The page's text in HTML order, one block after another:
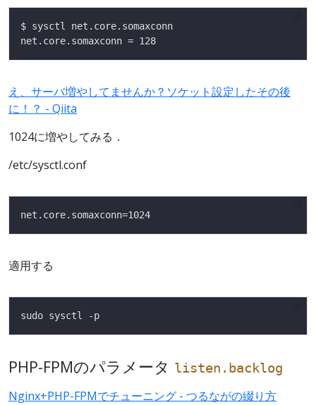
え、サーバ増やしてませんか？ソケット設定したその後
に！？ - Qiita
1024に増やしてみる．
/etc/sysctl.conf
適用する
PHP-FPMのパラメータ listen.backlog
Nginx+PHP-FPMでチューニング - つるながの綴り方